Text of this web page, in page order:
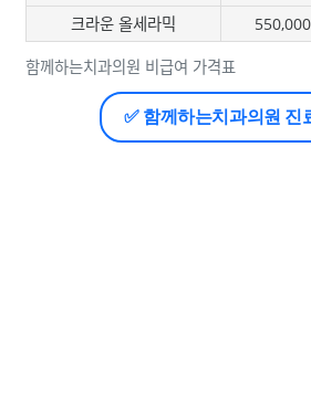
함께하는치과의원 비급여 가격표
크라운 올세라믹
550,000
✅ 함께하는치과의원 진